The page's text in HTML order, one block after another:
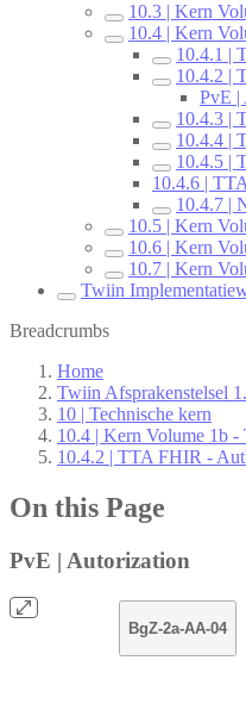
10.3 | Kern
10.4 | Kern
10.4.1 |
10.4.2 |
PvE |
10.4.3 |
10.4.4 |
10.4.5 |
10.4.6 |
10.4.7 |
10.5 | Kern
10.6 | Kern
10.7 | Kern
Twiin
Breadcrumbs
Home
Twiin Afsprakenstelsel
10 | Technische kern
10.4 | Kern Volume 1b -
10.4.2 | TTA FHIR -
On this Page
PvE | Autorization
BgZ-2a-AA-04